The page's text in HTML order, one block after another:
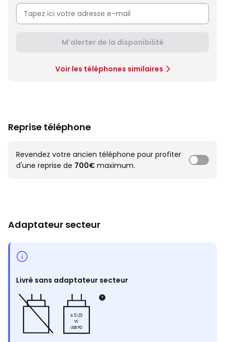
M'alerter de la disponibilité
Voir les téléphones similaires
Reprise téléphone
Revendez votre ancien téléphone pour profiter
d'une reprise de 700€ maximum.
Adaptateur secteur
Livré sans adaptateur secteur
4.5-23
W
USB PD